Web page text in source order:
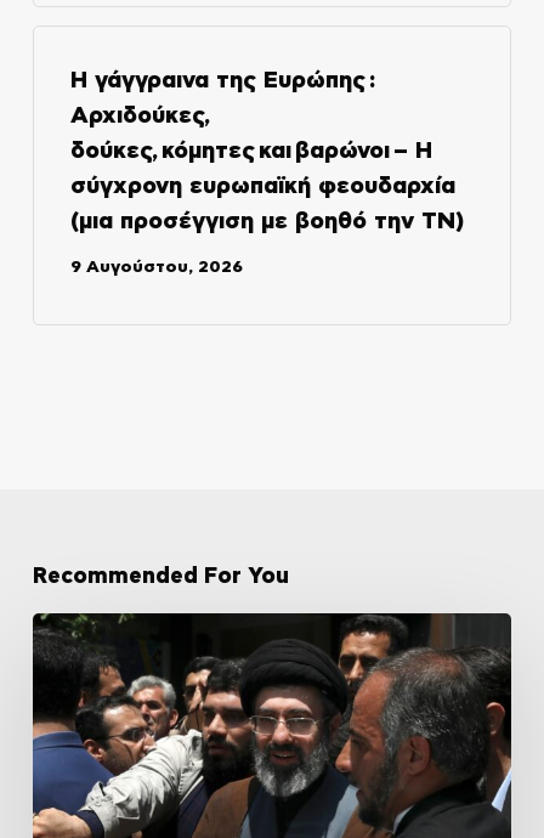
Η γάγγραινα της Ευρώπης :
Αρχιδούκες,
δούκες, κόμητες και βαρώνοι – Η
σύγχρονη ευρωπαϊκή φεουδαρχία
(μια προσέγγιση με βοηθό την ΤΝ)
9 Αυγούστου, 2026
Recommended For You